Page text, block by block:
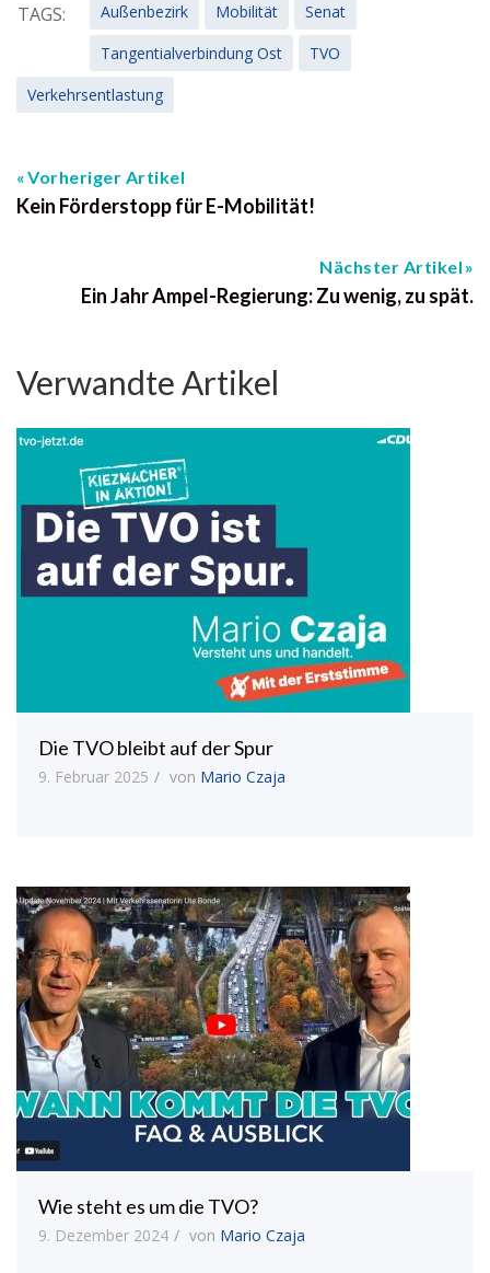
TAGS: Außenbezirk Mobilität
Senat
Tangentialverbindung Ost
TVO
Verkehrsentlastung
Vorheriger Artikel
Kein Förderstopp für E-Mobilität!
Nächster Artikel
Ein Jahr Ampel-Regierung: Zu wenig, zu spät.
Verwandte Artikel
Die TVO bleibt auf der Spur
9. Februar 2025 von Mario Czaja
Wie steht es um die TVO?
9. Dezember 2024 von Mario Czaja